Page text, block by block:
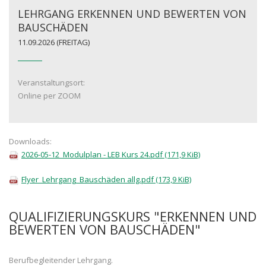
LEHRGANG ERKENNEN UND BEWERTEN VON
BAUSCHÄDEN
11.09.2026 (FREITAG)
Veranstaltungsort:
Online per ZOOM
Downloads:
2026-05-12_Modulplan - LEB Kurs 24.pdf(171,9 KiB)
Flyer_Lehrgang_Bauschäden allg.pdf(173,9 KiB)
QUALIFIZIERUNGSKURS "ERKENNEN UND
BEWERTEN VON BAUSCHÄDEN"
Berufbegleitender Lehrgang.